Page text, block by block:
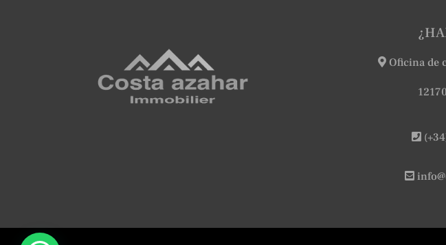
Oficina de